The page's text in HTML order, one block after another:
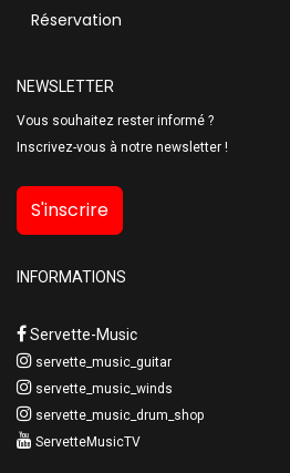
Réservation
NEWSLETTER
Vous souhaitez rester informé ?
Inscrivez-vous à notre newsletter !
S'inscrire
INFORMATIONS
Servette-Music
servette_music_guitar
servette_music_winds
servette_music_drum_shop
ServetteMusicTV